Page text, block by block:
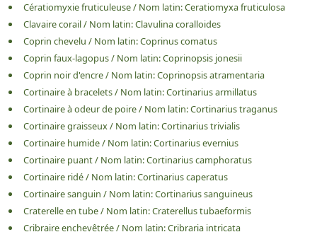
Cératiomyxie fruticuleuse/ Nom latin:Ceratiomyxa fruticulosa
Clavaire corail/ Nom latin:Clavulina coralloides
Coprin chevelu / Nom latin:Coprinus comatus
Coprin faux-lagopus/ Nom latin:Coprinopsis jonesii
Coprin noir d'encre/ Nom latin:Coprinopsis atramentaria
Cortinaire à bracelets/ Nom latin:Cortinarius armillatus
Cortinaire à odeur de poire/ Nom latin:Cortinarius traganus
Cortinaire graisseux/ Nom latin:Cortinarius trivialis
Cortinaire humide/ Nom latin:Cortinarius evernius
Cortinaire puant/ Nom latin:Cortinarius camphoratus
Cortinaire ridé/ Nom latin:Cortinarius caperatus
Cortinaire sanguin / Nom latin:Cortinarius sanguineus
Craterelle en tube/ Nom latin:Craterellus tubaeformis
Cribraire enchevêtrée/ Nom latin:Cribraria intricata